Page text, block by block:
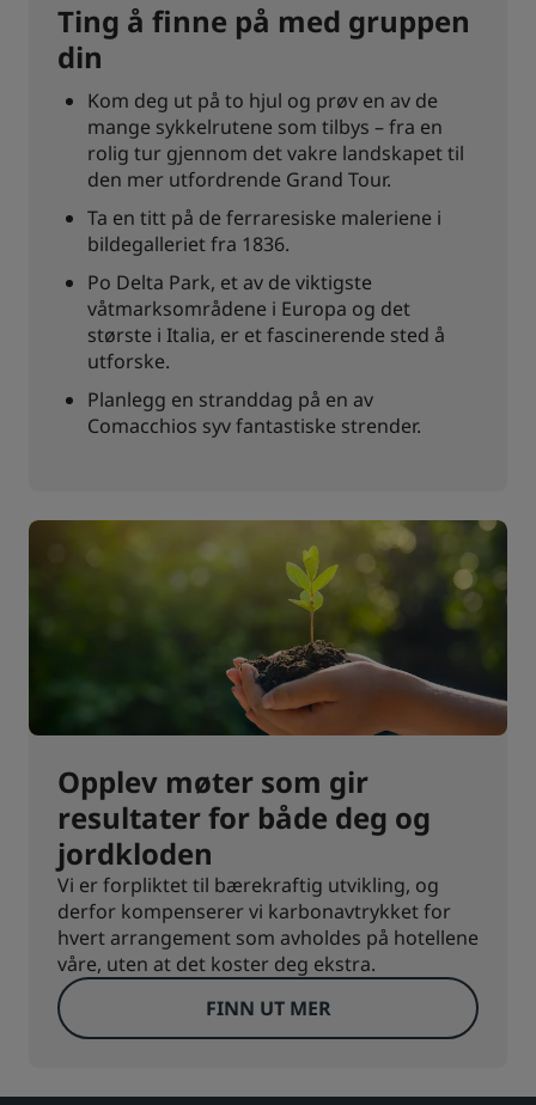
Ting å finne på med gruppen
din
Kom deg ut på to hjul og prøv en av de
mange sykkelrutene som tilbys – fra en
rolig tur gjennom det vakre landskapet til
den mer utfordrende Grand Tour.
Ta en titt på de ferraresiske maleriene i
bildegalleriet fra 1836.
Po Delta Park, et av de viktigste
våtmarksområdene i Europa og det
største i Italia, er et fascinerende sted å
utforske.
Planlegg en stranddag på en av
Comacchios syv fantastiske strender.
Opplev møter som gir
resultater for både deg og
jordkloden
Vi er forpliktet til bærekraftig utvikling, og
derfor kompenserer vi karbonavtrykket for
hvert arrangement som avholdes på hotellene
våre, uten at det koster deg ekstra.
FINN UT MER